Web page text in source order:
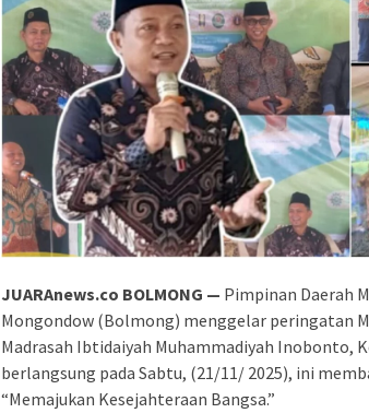
JUARAnews.co BOLMONG — Pimpinan Daerah
Mongondow (Bolmong) menggelar peringatan
Madrasah Ibtidaiyah Muhammadiyah Inobonto,
berlangsung pada Sabtu, (21/11/ 2025), ini
“Memajukan Kesejahteraan Bangsa.”